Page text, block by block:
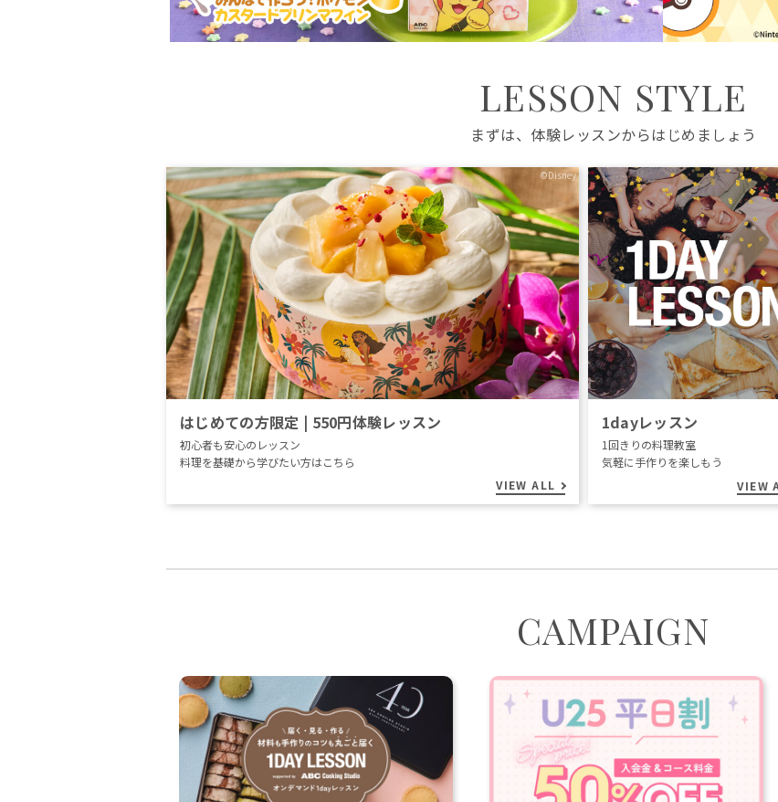
LESSON STYLE
まずは、体験レッスンからはじめましょう
©Disney
はじめての方限定 | 550円体験レッスン
初心者も安心のレッスン
料理を基礎から学びたい方はこちら
VIEW ALL
1dayレッスン
1回きりの料理教室
気軽に手作りを楽しもう
VIEW
CAMPAIGN